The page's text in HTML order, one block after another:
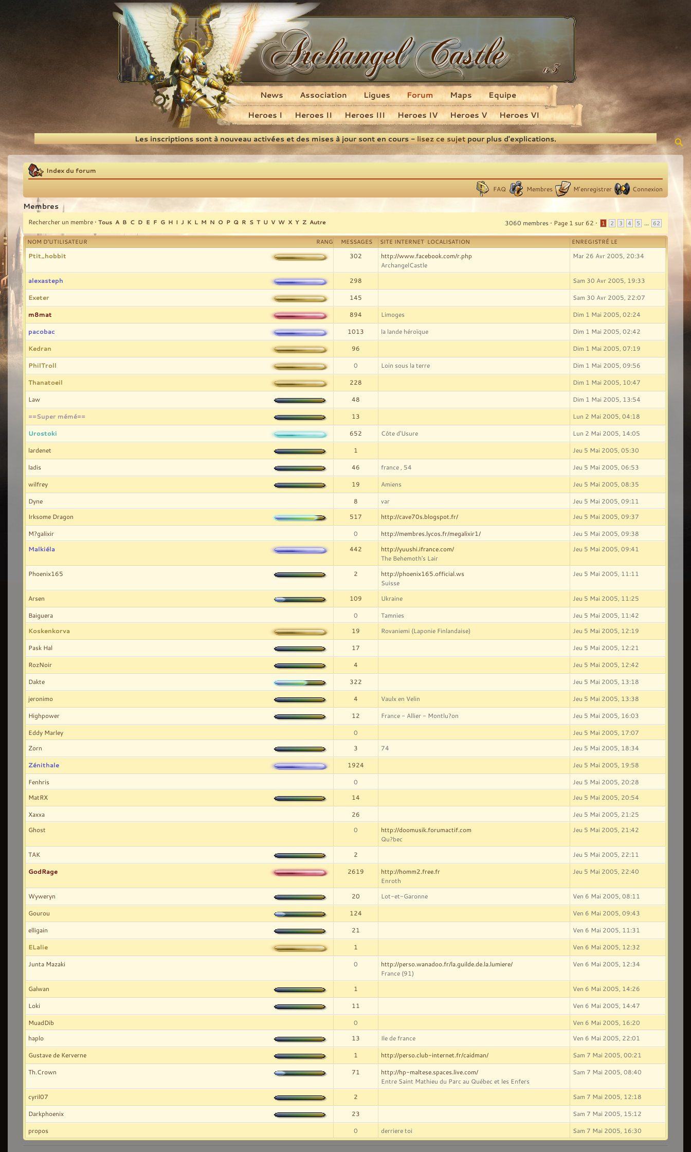
Recherche
Heroes I Heroes II Heroes III Heroes IV Heroes V Heroes VI
News Association Ligues Forum Maps Equipe
Les inscriptions sont à nouveau activées et des mises à jour sont en cours -lisez ce sujetpour plus d'explications.
Index du forum
FAQ Membres M’enregistrer Connexion
Membres
Rechercher un membre • Tous A B C D E F G H I J K L M N O P Q R S T U V W X Y Z Autre 3060 membres • Page 1 sur 62 • 1 2 3 4 5 ... 62
RANG
NOM D’UTILISATEUR MESSAGES SITE INTERNET, LOCALISATION ENREGISTRÉ LE
Ptit_hobbit 302
http://www.facebook.com/r.php
ArchangelCastle
Mar 26 Avr 2005, 20:34
alexasteph 298 Sam 30 Avr 2005, 19:33
Exeter 145 Sam 30 Avr 2005, 22:07
m8mat 894 Limoges Dim 1 Mai 2005, 02:24
pacobac 1013 la lande héroïque Dim 1 Mai 2005, 02:42
Kedran 96 Dim 1 Mai 2005, 07:19
PhilTroll 0 Loin sous la terre Dim 1 Mai 2005, 09:56
Thanatoeil 228 Dim 1 Mai 2005, 10:47
Law 48 Dim 1 Mai 2005, 13:54
==Super mémé== 13 Lun 2 Mai 2005, 04:18
Urostoki 652 Côte d'Usure Lun 2 Mai 2005, 14:05
lardenet 1 Jeu 5 Mai 2005, 05:30
ladis 46 france , 54 Jeu 5 Mai 2005, 06:53
wilfrey 19 Amiens Jeu 5 Mai 2005, 08:35
Dyne 8 var
Jeu 5 Mai 2005, 09:11
Irksome Dragon
517 http://cave70s.blogspot.fr/ Jeu 5 Mai 2005, 09:37
M?galixir 0 http://membres.lycos.fr/megalixir1/
Jeu 5 Mai 2005, 09:38
Malkiéla
442
http://yuushi.ifrance.com/
The Behemoth's Lair
Jeu 5 Mai 2005, 09:41
Phoenix165 2
http://phoenix165.official.ws
Suisse
Jeu 5 Mai 2005, 11:11
Arsen 109 Ukraine Jeu 5 Mai 2005, 11:25
Baiguera 0 Tamnies
Jeu 5 Mai 2005, 11:42
Koskenkorva
19 Rovaniemi (Laponie Finlandaise) Jeu 5 Mai 2005, 12:19
Pask Hal 17 Jeu 5 Mai 2005, 12:21
RozNoir 4 Jeu 5 Mai 2005, 12:42
Dakte 322 Jeu 5 Mai 2005, 13:18
jeronimo 4 Vaulx en Velin Jeu 5 Mai 2005, 13:38
Highpower 12 France - Allier - Montlu?on Jeu 5 Mai 2005, 16:03
Eddy Marley 0
Jeu 5 Mai 2005, 17:07
Zorn
3 74 Jeu 5 Mai 2005, 18:34
Zénithale 1924 Jeu 5 Mai 2005, 19:58
Fenhris 0
Jeu 5 Mai 2005, 20:28
MatRX
14 Jeu 5 Mai 2005, 20:54
Xaxxa 26
Jeu 5 Mai 2005, 21:25
Ghost
0
http://doomusik.forumactif.com
Qu?bec
Jeu 5 Mai 2005, 21:42
TAK 2 Jeu 5 Mai 2005, 22:11
GodRage 2619
http://homm2.free.fr
Enroth
Jeu 5 Mai 2005, 22:40
Wyweryn 20 Lot-et-Garonne Ven 6 Mai 2005, 08:11
Gourou 124 Ven 6 Mai 2005, 09:43
elligain 21 Ven 6 Mai 2005, 11:31
ELalie 1 Ven 6 Mai 2005, 12:32
Junta Mazaki 0
http://perso.wanadoo.fr/la.guilde.de.la.lumiere/
France (91)
Ven 6 Mai 2005, 12:34
Galwan 1 Ven 6 Mai 2005, 14:26
Loki 11 Ven 6 Mai 2005, 14:47
MuadDib 0
Ven 6 Mai 2005, 16:20
haplo
13 Ile de france Ven 6 Mai 2005, 22:01
Gustave de Kerverne 1 http://perso.club-internet.fr/caidman/ Sam 7 Mai 2005, 00:21
Th.Crown 71
http://hp-maltese.spaces.live.com/
Entre Saint Mathieu du Parc au Québec et les Enfers
Sam 7 Mai 2005, 08:40
cyril07 2 Sam 7 Mai 2005, 12:18
Darkphoenix 23 Sam 7 Mai 2005, 15:12
propos 0 derriere toi Sam 7 Mai 2005, 16:30